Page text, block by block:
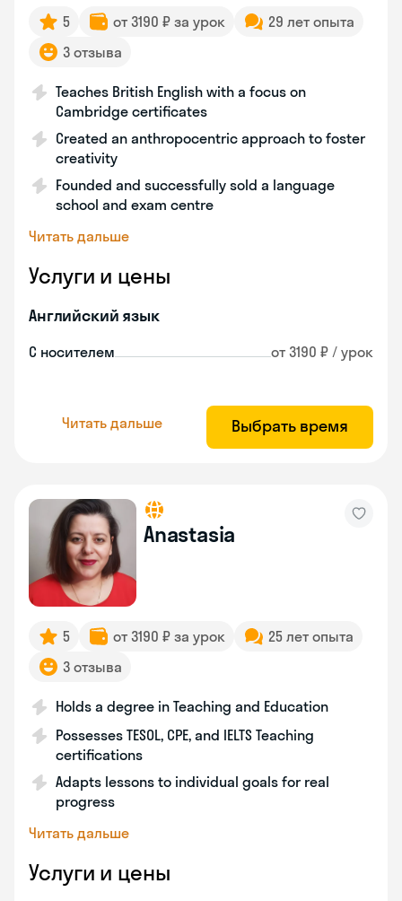
5 от 3190 ₽ за урок
29 лет опыта
3 отзыва
Teaches British English with a focus on
Cambridge certificates
Created an anthropocentric approach to foster
creativity
Founded and successfully sold a language
school and exam centre
Читать дальше
Услуги и цены
Английский язык
С носителем от 3190 ₽ / урок
Читать дальше Выбрать время
Anastasia
5 от 3190 ₽ за урок
25 лет опыта
3 отзыва
Holds a degree in Teaching and Education
Possesses TESOL, CPE, and IELTS Teaching
certifications
Adapts lessons to individual goals for real
progress
Читать дальше
Услуги и цены